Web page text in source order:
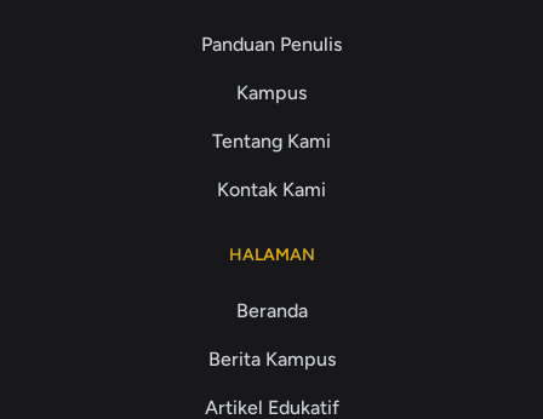
Panduan Penulis
Kampus
Tentang Kami
Kontak Kami
HALAMAN
Beranda
Berita Kampus
Artikel Edukatif